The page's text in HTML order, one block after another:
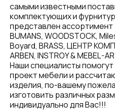
самыми известными
комплектующих и
представлен ассортимент
BUMANS, WOODSTOCK,
Boyard, BRASS, ЦЕНТР
ARBEN, INSTROY &
Наши специалисты
проект мебели и
изделия, по-вашему
изготовить различных
индивидуально для Вас!!!